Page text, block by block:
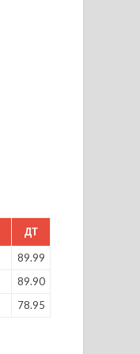
ДТ
89.99
89.90
78.95